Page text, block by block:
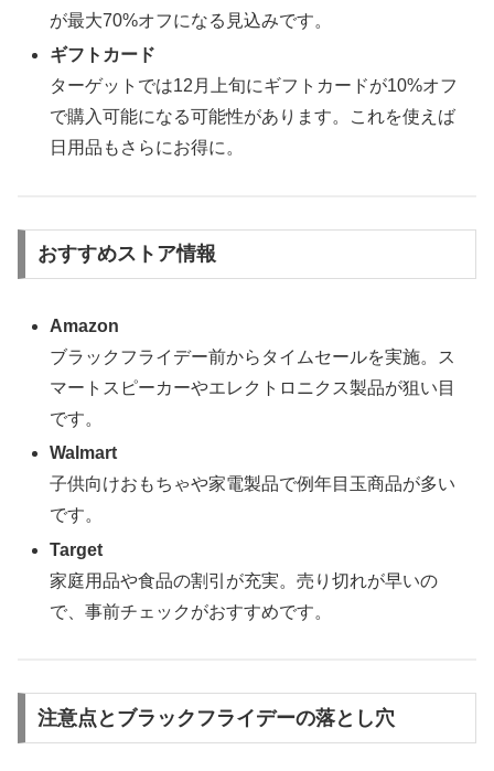
が最大70%オフになる見込みです。
ギフトカード
ターゲットでは12月上旬にギフトカードが10%オフ
で購入可能になる可能性があります。これを使えば
日用品もさらにお得に。
おすすめストア情報
Amazon
ブラックフライデー前からタイムセールを実施。ス
マートスピーカーやエレクトロニクス製品が狙い目
です。
Walmart
子供向けおもちゃや家電製品で例年目玉商品が多い
です。
Target
家庭用品や食品の割引が充実。売り切れが早いの
で、事前チェックがおすすめです。
注意点とブラックフライデーの落とし穴